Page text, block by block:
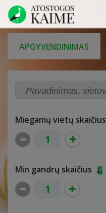
APGYVENDINIMAS
Miegamų vietų skaičius
Min gandrų skaičius